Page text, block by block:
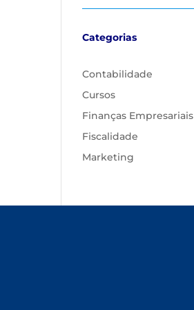
Categorias
Contabilidade
Cursos
Finanças Empresariais
Fiscalidade
Marketing